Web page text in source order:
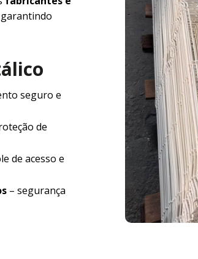
seguro e
de
de acesso e
– segurança